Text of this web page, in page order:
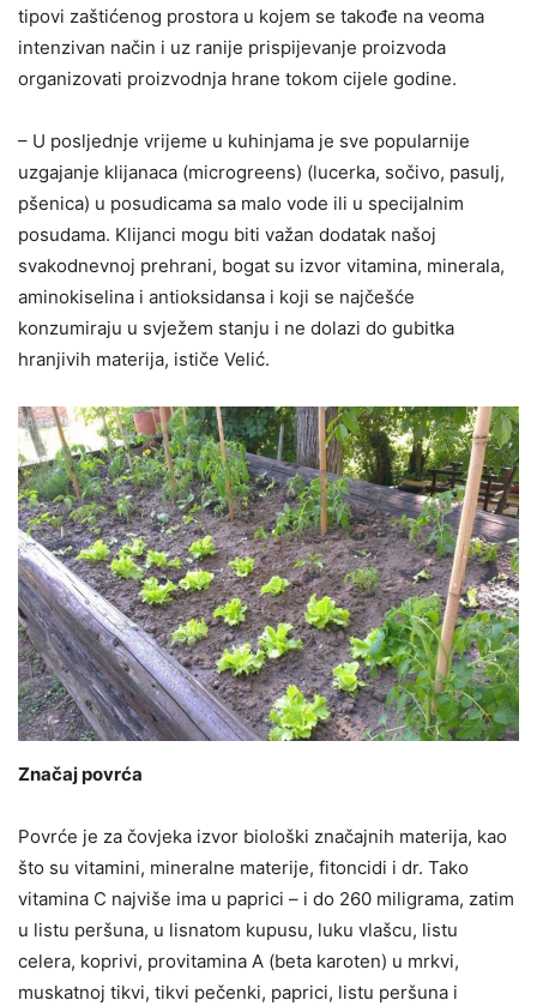
tipovi zaštićenog prostora u kojem se takođe na veoma
intenzivan način i uz ranije prispijevanje proizvoda
organizovati proizvodnja hrane tokom cijele godine.
– U posljednje vrijeme u kuhinjama je sve popularnije
uzgajanje klijanaca (microgreens) (lucerka, sočivo, pasulj,
pšenica) u posudicama sa malo vode ili u specijalnim
posudama. Klijanci mogu biti važan dodatak našoj
svakodnevnoj prehrani, bogat su izvor vitamina, minerala,
aminokiselina i antioksidansa i koji se najčešće
konzumiraju u svježem stanju i ne dolazi do gubitka
hranjivih materija, ističe Velić.
Značaj povrća
Povrće je za čovjeka izvor biološki značajnih materija, kao
što su vitamini, mineralne materije, fitoncidi i dr. Tako
vitamina C najviše ima u paprici – i do 260 miligrama, zatim
u listu peršuna, u lisnatom kupusu, luku vlašcu, listu
celera, koprivi, provitamina A (beta karoten) u mrkvi,
muskatnoj tikvi, tikvi pečenki, paprici, listu peršuna i